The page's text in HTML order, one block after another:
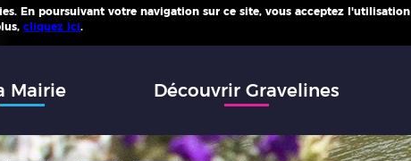
En poursuivant votre navigation sur ce site, vous acceptez l'utilisation
cliquez ici.
Mairie Découvrir Gravelines